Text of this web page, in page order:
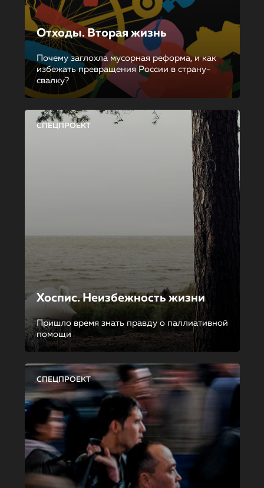
Отходы. Вторая жизнь
Почему заглохла мусорная реформа, и как
избежать превращения России в страну-
свалку?
СПЕЦПРОЕКТ
Хоспис. Неизбежность жизни
Пришло время знать правду о паллиативной
помощи
СПЕЦПРОЕКТ